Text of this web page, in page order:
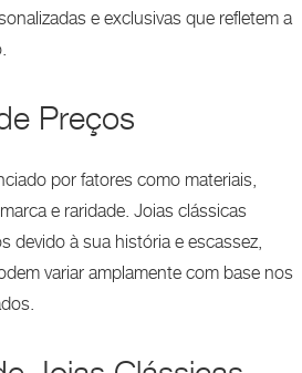
e exclusivas que refletem a
Preços
por fatores como materiais,
e raridade. Joias clássicas
devido à sua história e escassez,
variar amplamente com base nos